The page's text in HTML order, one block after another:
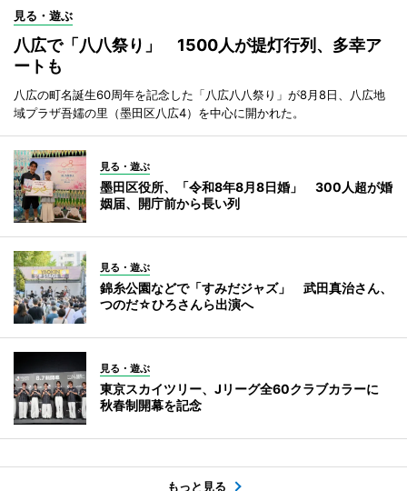
見る・遊ぶ
八広で「八八祭り」 1500人が提灯行列、多幸ア
ートも
八広の町名誕生60周年を記念した「八広八八祭り」が8月8日、八広地
域プラザ吾嬬の里（墨田区八広4）を中心に開かれた。
見る・遊ぶ
墨田区役所、「令和8年8月8日婚」 300人超が婚
姻届、開庁前から長い列
見る・遊ぶ
錦糸公園などで「すみだジャズ」 武田真治さん、
つのだ☆ひろさんら出演へ
見る・遊ぶ
東京スカイツリー、Jリーグ全60クラブカラーに
秋春制開幕を記念
もっと見る